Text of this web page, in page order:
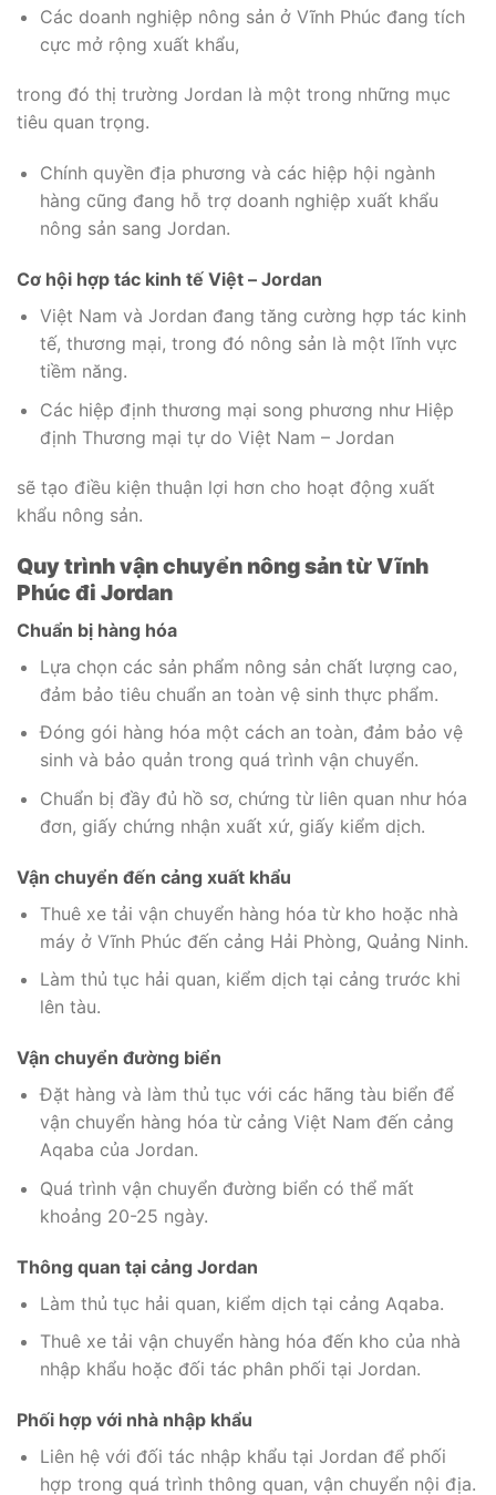
Các doanh nghiệp nông sản ở Vĩnh Phúc đang tích
cực mở rộng xuất khẩu,
trong đó thị trường Jordan là một trong những mục
tiêu quan trọng.
Chính quyền địa phương và các hiệp hội ngành
hàng cũng đang hỗ trợ doanh nghiệp xuất khẩu
nông sản sang Jordan.
Cơ hội hợp tác kinh tế Việt – Jordan
Việt Nam và Jordan đang tăng cường hợp tác kinh
tế, thương mại, trong đó nông sản là một lĩnh vực
tiềm năng.
Các hiệp định thương mại song phương như Hiệp
định Thương mại tự do Việt Nam – Jordan
sẽ tạo điều kiện thuận lợi hơn cho hoạt động xuất
khẩu nông sản.
Quy trình vận chuyển nông sản từ Vĩnh
Phúc đi Jordan
Chuẩn bị hàng hóa
Lựa chọn các sản phẩm nông sản chất lượng cao,
đảm bảo tiêu chuẩn an toàn vệ sinh thực phẩm.
Đóng gói hàng hóa một cách an toàn, đảm bảo vệ
sinh và bảo quản trong quá trình vận chuyển.
Chuẩn bị đầy đủ hồ sơ, chứng từ liên quan như hóa
đơn, giấy chứng nhận xuất xứ, giấy kiểm dịch.
Vận chuyển đến cảng xuất khẩu
Thuê xe tải vận chuyển hàng hóa từ kho hoặc nhà
máy ở Vĩnh Phúc đến cảng Hải Phòng, Quảng Ninh.
Làm thủ tục hải quan, kiểm dịch tại cảng trước khi
lên tàu.
Vận chuyển đường biển
Đặt hàng và làm thủ tục với các hãng tàu biển để
vận chuyển hàng hóa từ cảng Việt Nam đến cảng
Aqaba của Jordan.
Quá trình vận chuyển đường biển có thể mất
khoảng 20-25 ngày.
Thông quan tại cảng Jordan
Làm thủ tục hải quan, kiểm dịch tại cảng Aqaba.
Thuê xe tải vận chuyển hàng hóa đến kho của nhà
nhập khẩu hoặc đối tác phân phối tại Jordan.
Phối hợp với nhà nhập khẩu
Liên hệ với đối tác nhập khẩu tại Jordan để phối
hợp trong quá trình thông quan, vận chuyển nội địa.